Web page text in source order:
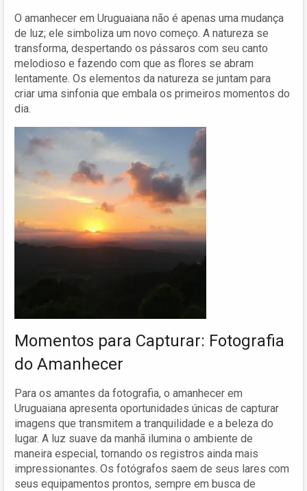
O amanhecer em Uruguaiana não é apenas uma mudança
de luz; ele simboliza um novo começo. A natureza se
transforma, despertando os pássaros com seu canto
melodioso e fazendo com que as flores se abram
lentamente. Os elementos da natureza se juntam para
criar uma sinfonia que embala os primeiros momentos do
dia.
Momentos para Capturar: Fotografia
do Amanhecer
Para os amantes da fotografia, o amanhecer em
Uruguaiana apresenta oportunidades únicas de capturar
imagens que transmitem a tranquilidade e a beleza do
lugar. A luz suave da manhã ilumina o ambiente de
maneira especial, tornando os registros ainda mais
impressionantes. Os fotógrafos saem de seus lares com
seus equipamentos prontos, sempre em busca de